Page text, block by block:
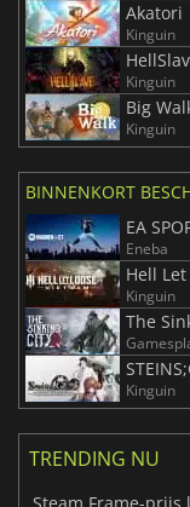
Akatori
Kinguin
Kinguin
Big
Kinguin
BINNENKORT
EA
Eneba
Hell
Kinguin
The
Kinguin
TRENDING NU